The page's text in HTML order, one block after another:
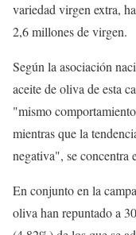
variedad virgen extra,
2,6 millones de virgen.
Según la asociación
aceite de oliva de esta
"mismo
mientras que la
negativa", se concentra
En conjunto en la
oliva han repuntado a